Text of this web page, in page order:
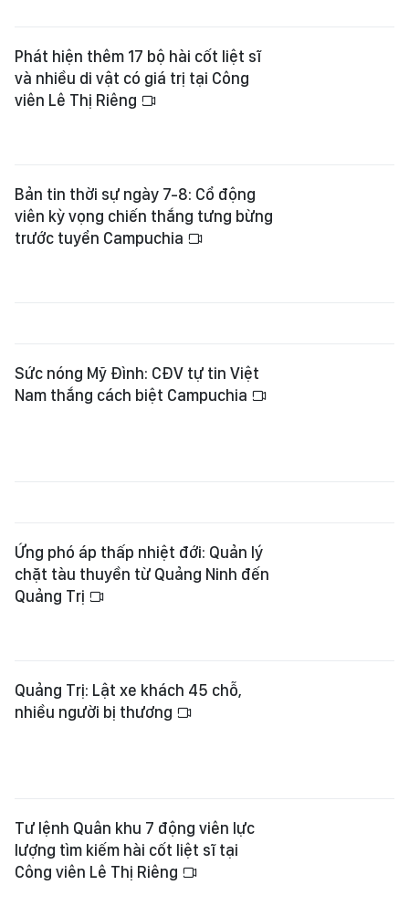
Phát hiện thêm 17 bộ hài cốt liệt sĩ
và nhiều di vật có giá trị tại Công
viên Lê Thị Riêng
Bản tin thời sự ngày 7-8: Cổ động
viên kỳ vọng chiến thắng tưng bừng
trước tuyển Campuchia
Sức nóng Mỹ Đình: CĐV tự tin Việt
Nam thắng cách biệt Campuchia
Ứng phó áp thấp nhiệt đới: Quản lý
chặt tàu thuyền từ Quảng Ninh đến
Quảng Trị
Quảng Trị: Lật xe khách 45 chỗ,
nhiều người bị thương
Tư lệnh Quân khu 7 động viên lực
lượng tìm kiếm hài cốt liệt sĩ tại
Công viên Lê Thị Riêng